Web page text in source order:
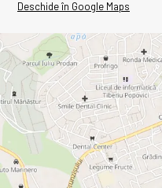
Deschide în Google Maps